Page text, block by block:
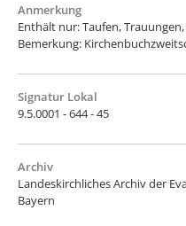
Anmerkung
Enthält nur: Taufen,
Bemerkung:
Signatur Lokal
9.5.0001 - 644 - 45
Archiv
Landeskirchliches Archiv der
Bayern